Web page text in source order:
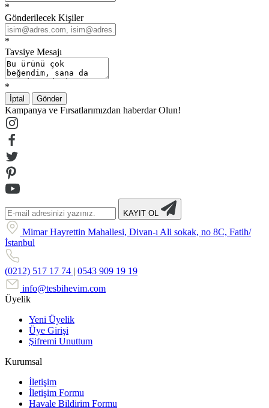
*
Gönderilecek Kişiler
*
Tavsiye Mesajı
*
İptal Gönder
Kampanya ve Fırsatlarımızdan haberdar Olun!
KAYIT OL
Mimar Hayrettin Mahallesi, Divan-ı Ali sokak, no 8C, Fatih/
İstanbul
(0212) 517 17 74 | 0543 909 19 19
info@tesbihevim.com
Üyelik
Yeni Üyelik
Üye Girişi
Şifremi Unuttum
Kurumsal
İletişim
İletişim Formu
Havale Bildirim Formu